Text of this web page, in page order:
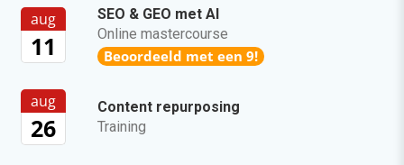
aug
11
SEO & GEO met AI
Online mastercourse
Beoordeeld met een 9!
aug
26
Content repurposing
Training